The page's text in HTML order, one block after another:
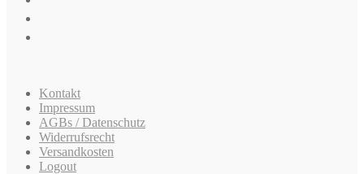
Kontakt
Impressum
AGBs / Datenschutz
Widerrufsrecht
Versandkosten
Logout